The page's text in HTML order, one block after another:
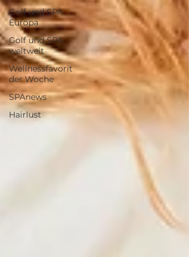
Golf und SPA
Europa
Golf und SPA
weltweit
Wellnessfavorit
der Woche
SPAnews
Hairlust